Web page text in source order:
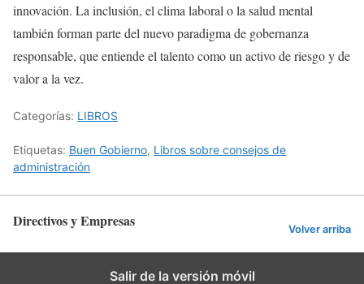
innovación. La inclusión, el clima laboral o la salud mental
también forman parte del nuevo paradigma de gobernanza
responsable, que entiende el talento como un activo de riesgo y de
valor a la vez.
Categorías: LIBROS
Etiquetas: Buen Gobierno, Libros sobre consejos de
administración
Directivos y Empresas Volver arriba
Salir de la versión móvil